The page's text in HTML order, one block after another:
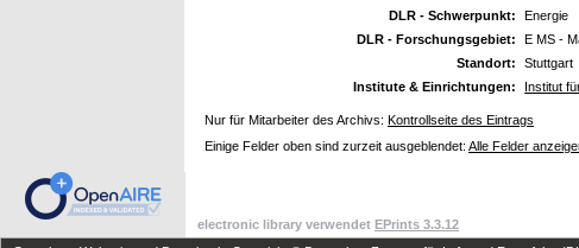
DLR - Schwerpunkt:
Energie
DLR - Forschungsgebiet:
E MS -
Standort:
Stuttgart
Institute & Einrichtungen:
Institut
Nur für Mitarbeiter des Archivs: Kontrollseite des Eintrags
Einige Felder oben sind zurzeit ausgeblendet: Alle Felder
electronic library verwendet EPrints 3.3.12